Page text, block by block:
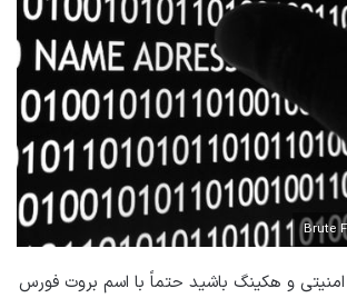
امنیتی و هکینگ باشید حتماً با اسم بروت فورس